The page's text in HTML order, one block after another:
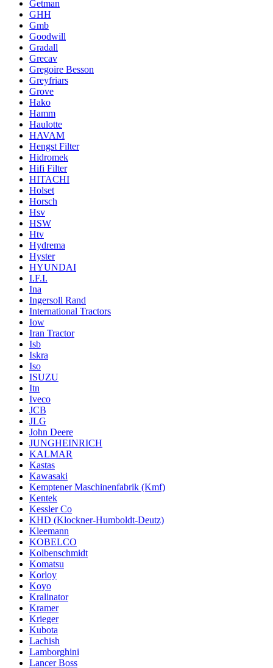
Getman
GHH
Gmb
Goodwill
Gradall
Grecav
Gregoire Besson
Greyfriars
Grove
Hako
Hamm
Haulotte
HAVAM
Hengst Filter
Hidromek
Hifi Filter
HITACHI
Holset
Horsch
Hsv
HSW
Htv
Hydrema
Hyster
HYUNDAI
I.F.I.
Ina
Ingersoll Rand
International Tractors
Iow
Iran Tractor
Isb
Iskra
Iso
ISUZU
Itn
Iveco
JCB
JLG
John Deere
JUNGHEINRICH
KALMAR
Kastas
Kawasaki
Kemptener Maschinenfabrik (Kmf)
Kentek
Kessler Co
KHD (Klockner-Humboldt-Deutz)
Kleemann
KOBELCO
Kolbenschmidt
Komatsu
Korloy
Koyo
Kralinator
Kramer
Krieger
Kubota
Lachish
Lamborghini
Lancer Boss